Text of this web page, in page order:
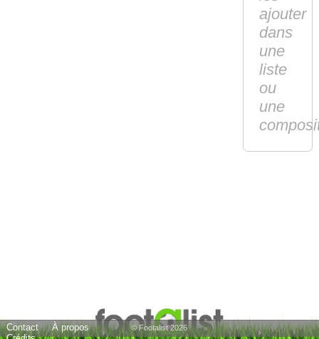
ajouter
dans
une
liste
ou
une
Contact
À propos
© Footalist 2026